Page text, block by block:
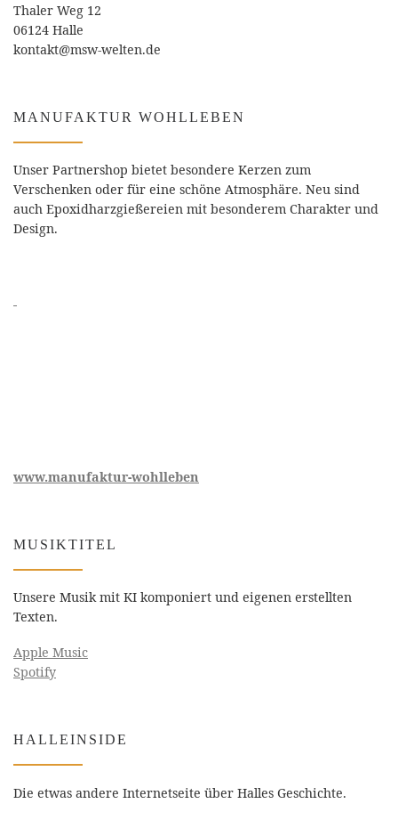
Thaler Weg 12
06124 Halle
kontakt@msw-welten.de
MANUFAKTUR WOHLLEBEN
Unser Partnershop bietet besondere Kerzen zum
Verschenken oder für eine schöne Atmosphäre. Neu sind
auch Epoxidharzgießereien mit besonderem Charakter und
Design.
www.manufaktur-wohlleben
MUSIKTITEL
Unsere Musik mit KI komponiert und eigenen erstellten
Texten.
Apple Music
Spotify
HALLEINSIDE
Die etwas andere Internetseite über Halles Geschichte.